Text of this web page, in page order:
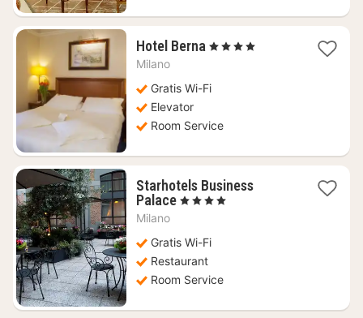
Hotel Berna 1
761
, 4 Stjerner
Milano
Gratis Wi-Fi
Elevator
Room Service
Starhotels Business
Palace1
563
kr.
, 4 Stjerner
Milano
Gratis Wi-Fi
Restaurant
Room Service